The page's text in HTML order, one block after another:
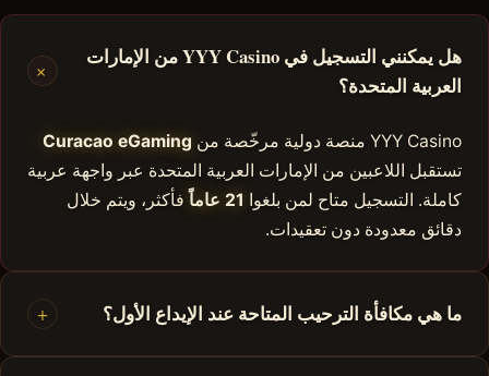
هل يمكنني التسجيل في YYY Casino من الإمارات
العربية المتحدة؟
+
YYY Casino منصة دولية مرخّصة من
Curacao eGaming
تستقبل اللاعبين من الإمارات العربية المتحدة عبر واجهة عربية
كاملة. التسجيل متاح لمن بلغوا 21 عاماً
فأكثر، ويتم خلال
دقائق معدودة دون تعقيدات.
ما هي مكافأة الترحيب المتاحة عند الإيداع الأول؟ +